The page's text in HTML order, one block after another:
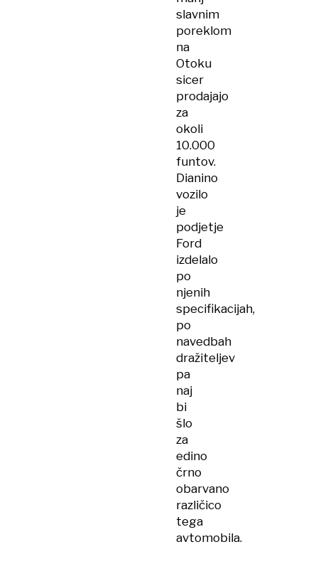
slavnim
poreklom
na
Otoku
sicer
prodajajo
za
okoli
10.000
funtov.
Dianino
vozilo
je
podjetje
Ford
izdelalo
po
njenih
specifikacijah,
po
navedbah
dražiteljev
pa
naj
bi
šlo
za
edino
črno
obarvano
različico
tega
avtomobila.